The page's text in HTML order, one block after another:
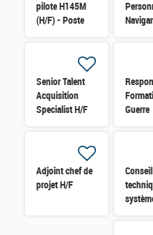
pilote H145M
(H/F) - Poste
Senior Talent
Acquisition
Specialist H/F
Guerre
Adjoint chef de
projet H/F